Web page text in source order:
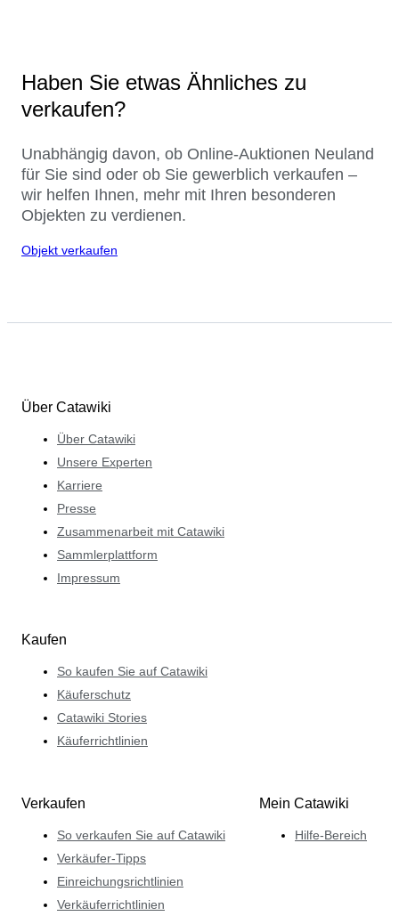
Haben Sie etwas Ähnliches zu
verkaufen?
Unabhängig davon, ob Online-Auktionen Neuland
für Sie sind oder ob Sie gewerblich verkaufen –
wir helfen Ihnen, mehr mit Ihren besonderen
Objekten zu verdienen.
Objekt verkaufen
Über Catawiki
Über Catawiki
Unsere Experten
Karriere
Presse
Zusammenarbeit mit Catawiki
Sammlerplattform
Impressum
Kaufen
So kaufen Sie auf Catawiki
Käuferschutz
Catawiki Stories
Käuferrichtlinien
Verkaufen
So verkaufen Sie auf Catawiki
Verkäufer-Tipps
Einreichungsrichtlinien
Verkäuferrichtlinien
Mein Catawiki
Hilfe-Bereich